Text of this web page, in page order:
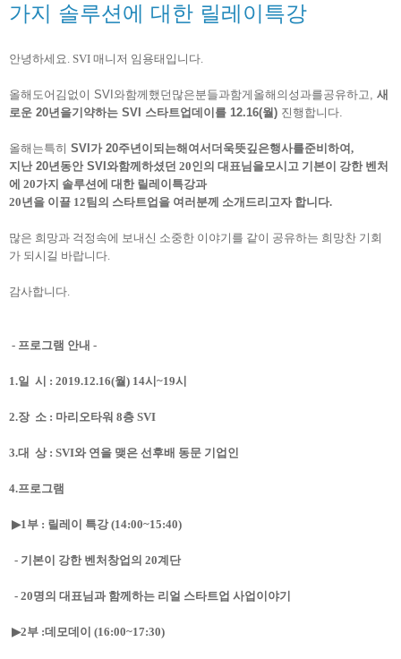
가지 솔루션에 대한 릴레이특강
안녕하세요 . SVI 매니저 임용태입니다
올해도 어김없이 SVI 와함께했던 많은분들과함게 올해의 성과를공유하고
새
로운 20년을기약하는 SVI 스타트업데이를 12.16(월 ) 진행합니다
올해는특히 SVI 가20주년이 되는해여서 더욱뜻깊은행사를준비하여,
지난20년 동안SVI 와함께 하셨던 20인의 대표님을모시고 기본이 강한 벤처
에 20가지 솔루션에 대한 릴레이특강과
20년을 이끌 12팀의 스타트업을 여러분께 소개드리고자 합니다.
많은 희망과 걱정속에 보내신 소중한 이야기를 같이 공유하는 희망찬 기회
가 되시길 바랍니다.
감사합니다
- 프로그램 안내 -
1.일 시 : 2019.12.16(월 ) 14시 ~19시
2.장 소 : 마리오타워 8층 SVI
3.대 상: SVI와 연을 맺은 선후배 동문 기업인
4.프로그램
▶1 부 : 릴레이 특강(14:00~15:40)
- 기본이 강한 벤처창업의 20계단
- 20명의 대표님과 함께하는 리얼 스타트업 사업이야기
▶2부 :데모데이 (16:00~17:30)